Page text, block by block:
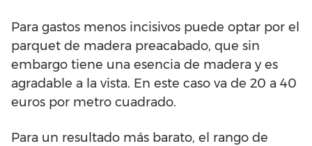
Para gastos menos incisivos puede optar por el
parquet de madera preacabado, que sin
embargo tiene una esencia de madera y es
agradable a la vista. En este caso va de 20 a 40
euros por metro cuadrado.
Para un resultado más barato, el rango de